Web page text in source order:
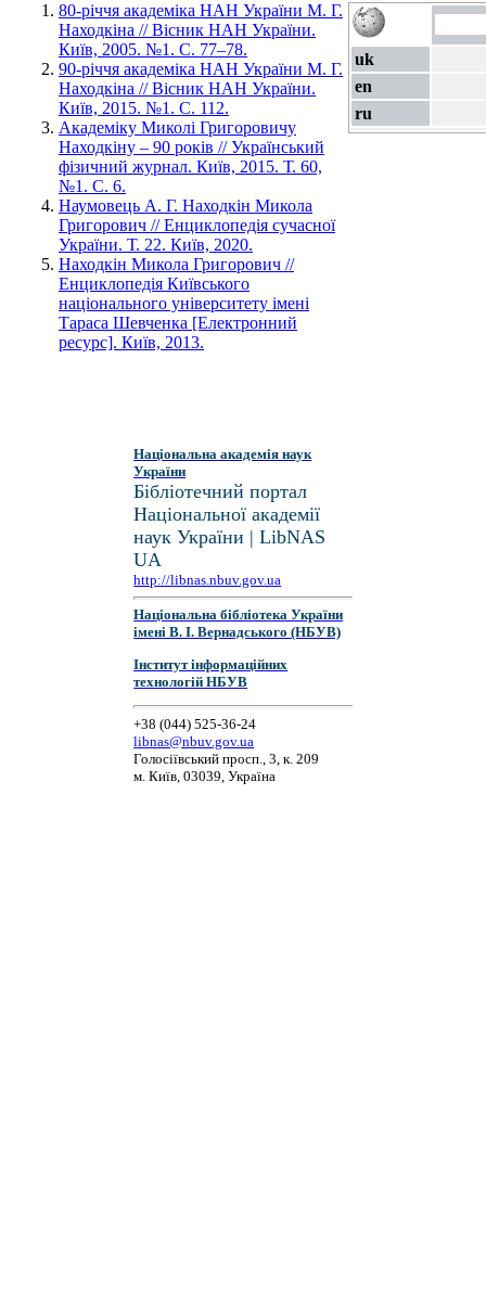
80-річчя академіка НАН України М. Г.
Находкіна // Вісник НАН України.
Київ, 2005. №1. С. 77–78.
90-річчя академіка НАН України М. Г.
Находкіна // Вісник НАН України.
Київ, 2015. №1. С. 112.
Академіку Миколі Григоровичу
Находкіну – 90 років // Український
фізичний журнал. Київ, 2015. Т. 60,
№1. С. 6.
Наумовець А. Г. Находкін Микола
Григорович // Енциклопедія сучасної
України. Т. 22. Київ, 2020.
Находкін Микола Григорович //
Енциклопедія Київського
національного університету імені
Тараса Шевченка [Електронний
ресурс]. Київ, 2013.
uk
en
ru
Національна академія наук
України
Бібліотечний портал
Національної академії
наук України | LibNAS
UA
http://libnas.nbuv.gov.ua
Національна бібліотека України
імені В. І. Вернадського (НБУВ)
Інститут інформаційних
технологій НБУВ
+38 (044) 525-36-24
libnas@nbuv.gov.ua
Голосіївський просп., 3, к. 209
м. Київ, 03039, Україна